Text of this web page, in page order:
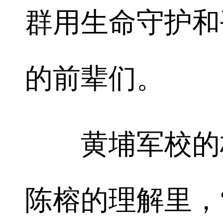
群用生命守护
的前辈们。
黄埔军校的
陈榕的理解里